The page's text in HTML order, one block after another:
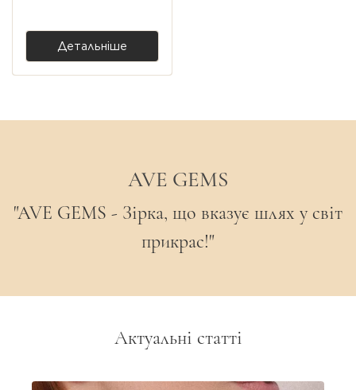
зображення. Оскільки всі камені є
природними, можливі легкі варіації кольору,
форми та розміру, що підкреслює
Детальніше
AVE GEMS
"AVE GEMS - Зірка, що вказує шлях у світ
прикрас!"
Актуальні статті